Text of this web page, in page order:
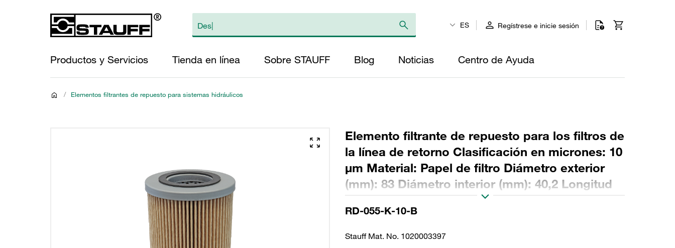
ES Regístrese e inicie sesión
Productos y Servicios Tienda en línea Sobre STAUFF Blog Noticias Centro de Ayuda
/ Elementos filtrantes de repuesto para sistemas hidráulicos
Elemento filtrante de repuesto para los filtros de
la línea de retorno Clasificación en micrones: 10
µm Material: Papel de filtro Diámetro exterior
(mm): 83 Diámetro interior (mm): 40,2 Longitud
(mm): 197 Sellado: NBR, relación β >2
RD-055-K-10-B
Stauff Mat. No. 1020003397